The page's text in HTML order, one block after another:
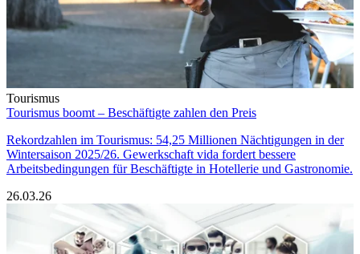
Tourismus
Tourismus boomt – Beschäftigte zahlen den Preis
Rekordzahlen im Tourismus: 54,25 Millionen Nächtigungen in der
Wintersaison 2025/26. Gewerkschaft vida fordert bessere
Arbeitsbedingungen für Beschäftigte in Hotellerie und Gastronomie.
26.03.26